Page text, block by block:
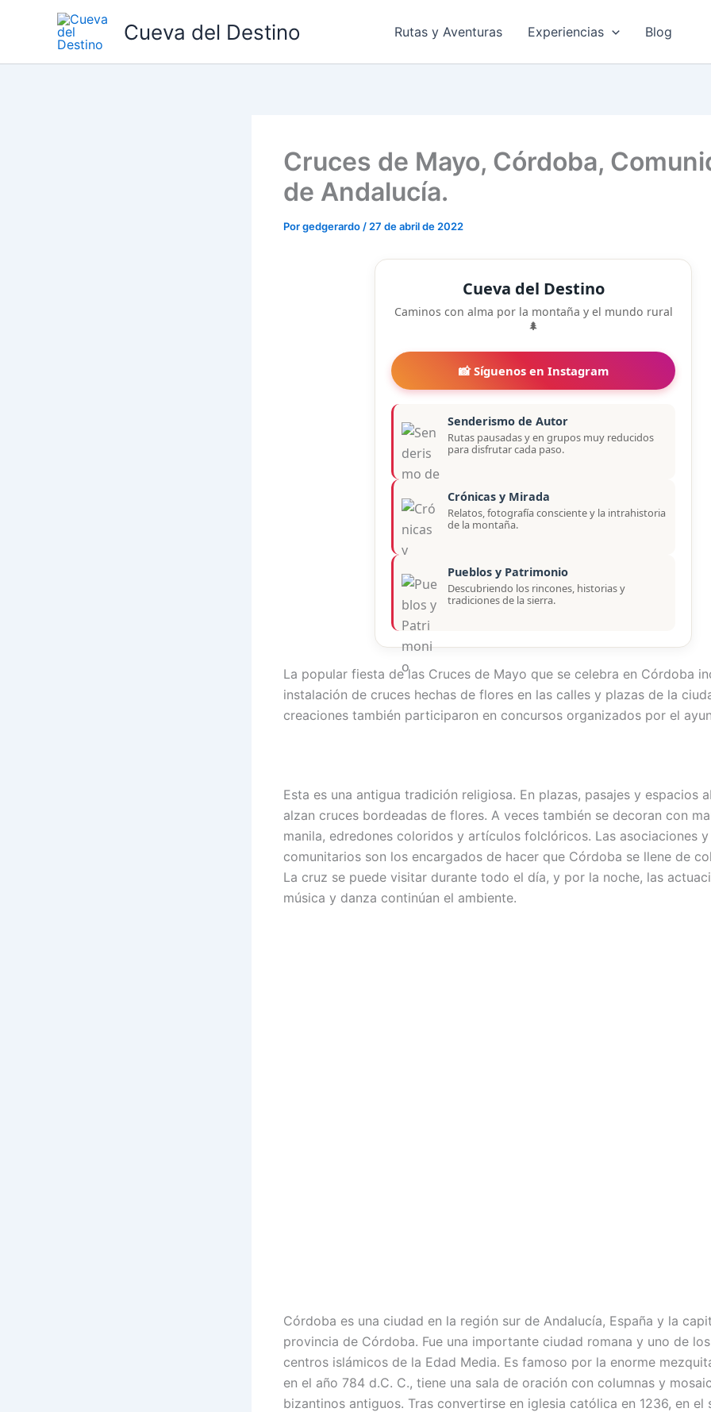
contenido
Cueva del Destino Rutas y Aventuras Experiencias Blog
Cruces de Mayo, Córdoba,
de Andalucía.
Porgedgerardo / 27 de abril de 2022
Cueva del Destino
Caminos con alma por la montaña y el mundo rural
🌲
📸 Síguenos en Instagram
Senderismo de Autor
Rutas pausadas y en grupos muy reducidos
para disfrutar cada paso.
Crónicas y Mirada
Relatos, fotografía consciente y la intrahistoria
de la montaña.
Pueblos y Patrimonio
Descubriendo los rincones, historias y
tradiciones de la sierra.
La popular fiesta de las Cruces de Mayo que se celebra en Córdoba
instalación de cruces hechas de flores en las calles y plazas de la
creaciones también participaron en concursos organizados por el
Esta es una antigua tradición religiosa. En plazas, pasajes y espacios
alzan cruces bordeadas de flores. A veces también se decoran con
manila, edredones coloridos y artículos folclóricos. Las asociaciones
comunitarios son los encargados de hacer que Córdoba se llene de
La cruz se puede visitar durante todo el día, y por la noche, las
música y danza continúan el ambiente.
Córdoba es una ciudad en la región sur de Andalucía, España y la
provincia de Córdoba. Fue una importante ciudad romana y uno de
centros islámicos de la Edad Media. Es famoso por la enorme
en el año 784 d.C. C., tiene una sala de oración con columnas y
bizantinos antiguos. Tras convertirse en iglesia católica en 1236, en el